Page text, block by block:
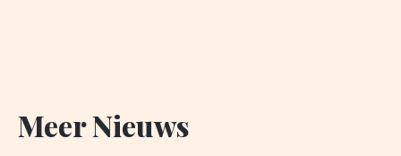
Meer Nieuws